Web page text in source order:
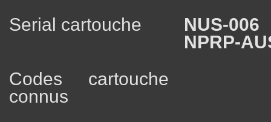
Serial cartouche
NUS-
NPRP-
Codes cartouche
connus